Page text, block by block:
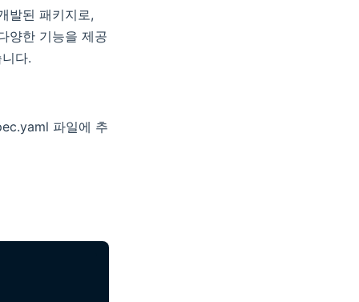
발된 패키지로,
양한 기능을 제공
다.
파일에 추